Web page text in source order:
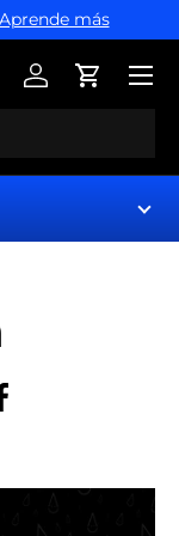
Aprende más
Iniciar sesión
Carrito
Menú
en Twitter
Compartir en